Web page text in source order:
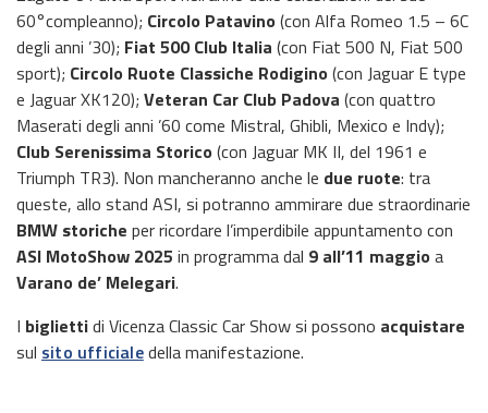
60°compleanno); Circolo Patavino (con Alfa Romeo 1.5 – 6C
degli anni ’30); Fiat 500 Club Italia (con Fiat 500 N, Fiat 500
sport); Circolo Ruote Classiche Rodigino (con Jaguar E type
e Jaguar XK120); Veteran Car Club Padova (con quattro
Maserati degli anni ’60 come Mistral, Ghibli, Mexico e Indy);
Club Serenissima Storico (con Jaguar MK II, del 1961 e
Triumph TR3). Non mancheranno anche le due ruote: tra
queste, allo stand ASI, si potranno ammirare due straordinarie
BMW storiche per ricordare l’imperdibile appuntamento con
ASI MotoShow 2025 in programma dal 9 all’11 maggio a
Varano de’ Melegari.
I bigliettidi Vicenza Classic Car Show si possono acquistare
sul sito ufficialedella manifestazione.